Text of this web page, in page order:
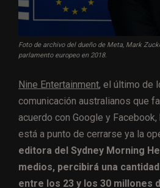
Foto de archivo del dueño de Meta, Mark
parlamento europeo en 2018.
Nine Entertainment, el último de
comunicación australianos que
acuerdo con Google y
está a punto de cerrarse ya la
editora del Sydney Morning
medios, percibirá una
entre los 23 y los 30 millones